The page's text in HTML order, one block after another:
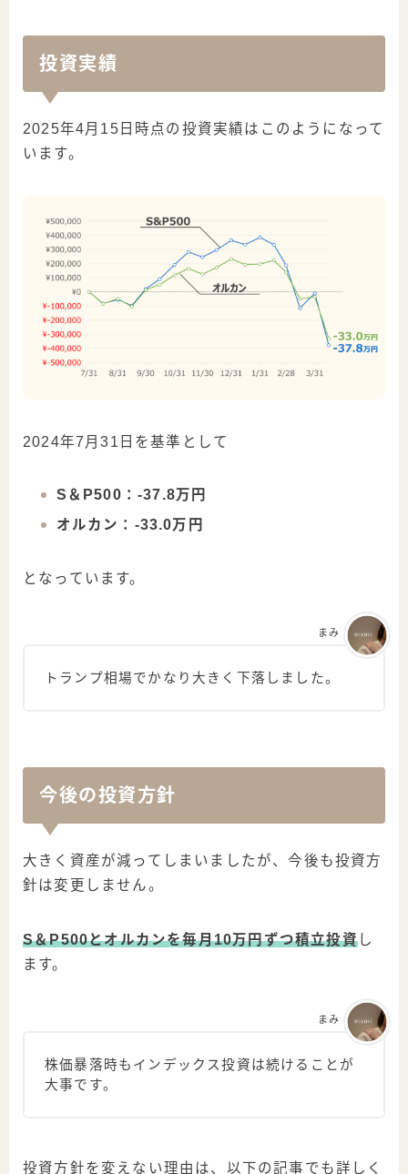
投資実績
2025年4月15日時点の投資実績はこのようになって
います。
2024年7月31日を基準として
S＆P500：-37.8万円
オルカン：-33.0万円
となっています。
トランプ相場でかなり大きく下落しました。
まみ
今後の投資方針
大きく資産が減ってしまいましたが、今後も投資方
針は変更しません。
S＆P500とオルカンを毎月10万円ずつ積立投資し
ます。
株価暴落時もインデックス投資は続けることが
大事です。
まみ
投資方針を変えない理由は、以下の記事でも詳しく